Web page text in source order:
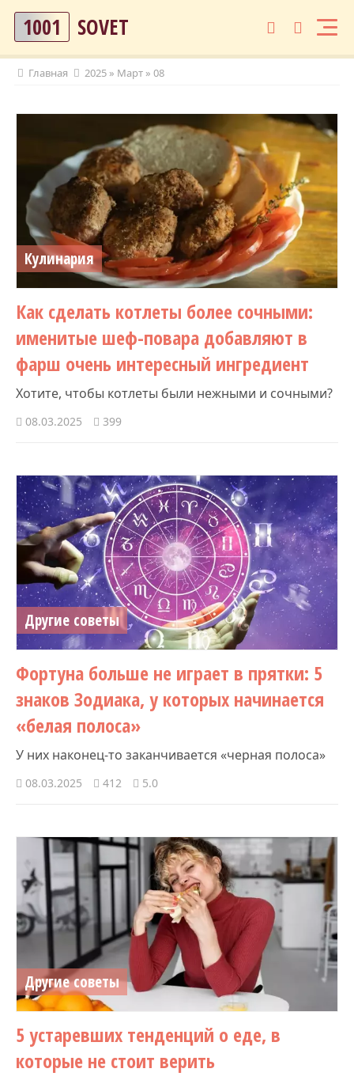
1001 SOVET
Главная 2025 » Март » 08
Кулинария
Как сделать котлеты более сочными:
именитые шеф-повара добавляют в
фарш очень интересный ингредиент
Хотите, чтобы котлеты были нежными и сочными?
08.03.2025 399
Другие советы
Фортуна больше не играет в прятки: 5
знаков Зодиака, у которых начинается
«белая полоса»
У них наконец-то заканчивается «черная полоса»
08.03.2025 412 5.0
Другие советы
5 устаревших тенденций о еде, в
которые не стоит верить